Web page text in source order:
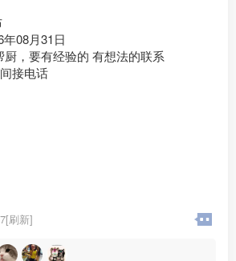
年08月31日
，要有经验的 有想法的联系
接电话
刷新]